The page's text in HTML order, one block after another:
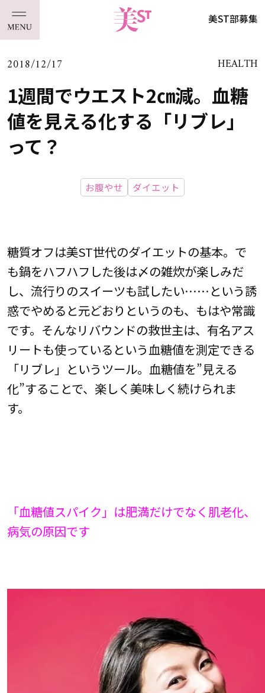
美ST部募集
2018/12/17 HEALTH
1週間でウエスト2㎝減。血糖
値を見える化する「リブレ」
って？
お腹やせ ダイエット
糖質オフは美ST世代のダイエットの基本。で
も鍋をハフハフした後は〆の雑炊が楽しみだ
し、流行りのスイーツも試したい……という誘
惑でやめると元どおりというのも、もはや常識
です。そんなリバウンドの救世主は、有名アス
リートも使っているという血糖値を測定できる
「リブレ」というツール。血糖値を”見える
化”することで、楽しく美味しく続けられま
す。
「血糖値スパイク」は肥満だけでなく肌老化、
病気の原因です